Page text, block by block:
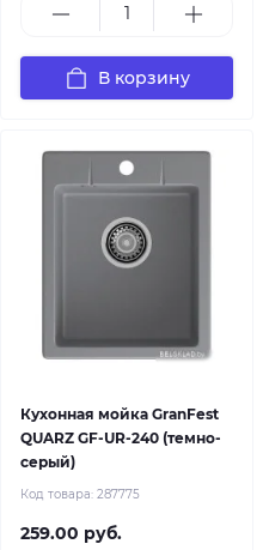
В корзину
Кухонная мойка GranFest
QUARZ GF-UR-240 (темно-
серый)
Код товара: 287775
259.00 руб.